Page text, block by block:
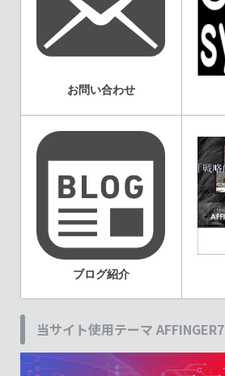
お問い合わせ
ブログ紹介
当サイト使用テーマ AFFINGER7